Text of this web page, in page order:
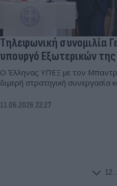
Τηλεφωνική συνομιλία
υπουργό Εξωτερικών
Ο Έλληνας ΥΠΕΞ με τον Μπαντρ
διμερή στρατηγική συνεργασία
11.06.2026 22:27
12...